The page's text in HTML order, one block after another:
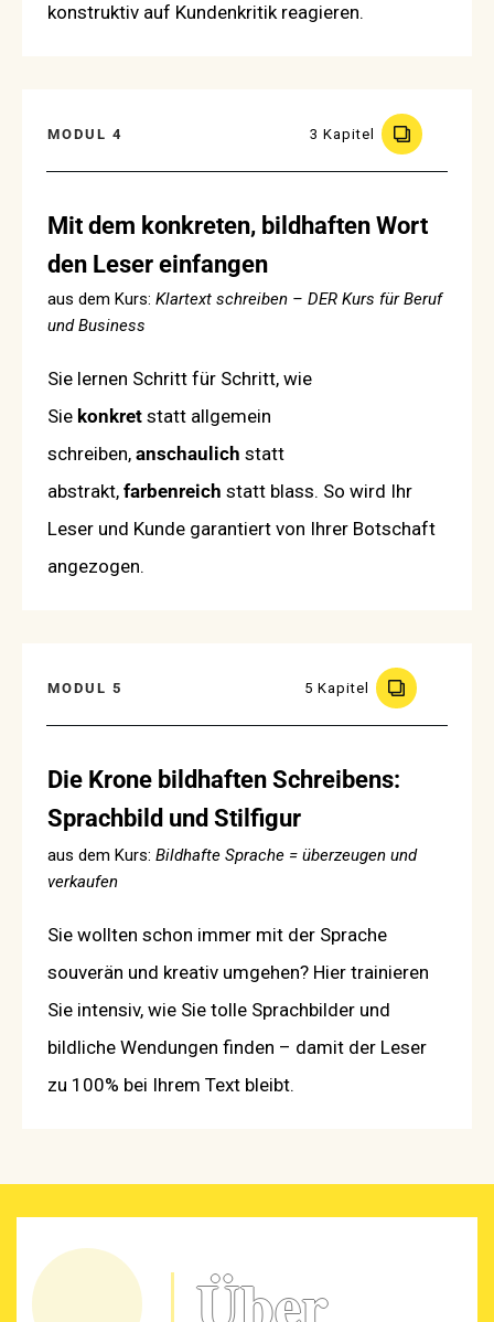
konstruktiv auf Kundenkritik reagieren.
MODUL 4 3 Kapitel
Mit dem konkreten, bildhaften Wort
den Leser einfangen
aus dem Kurs: Klartext schreiben – DER Kurs für Beruf
und Business
Sie lernen Schritt für Schritt, wie
Sie konkret statt allgemein
schreiben, anschaulich statt
abstrakt, farbenreich statt blass. So wird Ihr
Leser und Kunde garantiert von Ihrer Botschaft
angezogen.
MODUL 5 5 Kapitel
Die Krone bildhaften Schreibens:
Sprachbild und Stilfigur
aus dem Kurs: Bildhafte Sprache = überzeugen und
verkaufen
Sie wollten schon immer mit der Sprache
souverän und kreativ umgehen? Hier trainieren
Sie intensiv, wie Sie tolle Sprachbilder und
bildliche Wendungen finden – damit der Leser
zu 100% bei Ihrem Text bleibt.
Über